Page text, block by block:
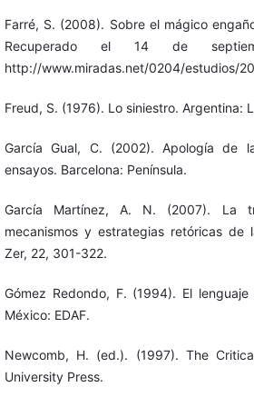
Farré, S. (2008). Sobre el mágico
Recuperado el 14 de
http://www.miradas.net/0204/estudios/
Freud, S. (1976). Lo siniestro. Argentina:
García Gual, C. (2002). Apología de
ensayos. Barcelona: Península.
García Martínez, A. N. (2007). La
mecanismos y estrategias retóricas de
Zer, 22, 301-322.
Gómez Redondo, F. (1994). El
México: EDAF.
Newcomb, H. (ed.). (1997). The
University Press.